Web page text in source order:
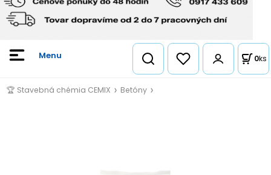
0ks
🏆 Stavebná chémia CEMIX Betóny